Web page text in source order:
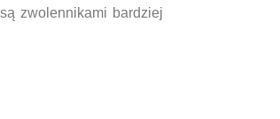
zwolennikami bardziej